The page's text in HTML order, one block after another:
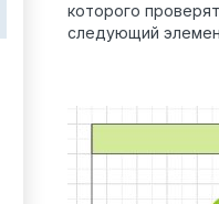
которого
следующий